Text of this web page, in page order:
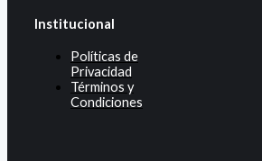
Institucional
Políticas de
Privacidad
Términos y
Condiciones